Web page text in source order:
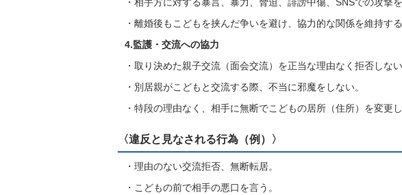
・離婚後もこどもを挟んだ争いを避け、協力的な関係を維持する
4.監護・交流への協力
・取り決めた親子交流（面会交流）を正当な理由なく拒否しない
・別居親がこどもと交流する際、不当に邪魔をしない。
・特段の理由なく、相手に無断でこどもの居所（住所）を変更し
〈違反と見なされる行為（例）〉
・理由のない交流拒否、無断転居。
・こどもの前で相手の悪口を言う。